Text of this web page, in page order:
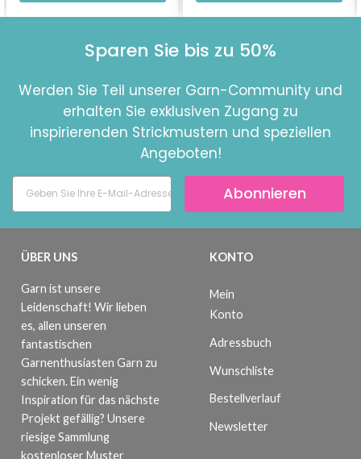
Sparen Sie bis zu 50%
Werden Sie Teil unserer Garn-Community und
erhalten Sie exklusiven Zugang zu
inspirierenden Strickmustern und speziellen
Angeboten!
Abonnieren
ÜBER UNS
Garn ist unsere
Leidenschaft! Wir lieben
es, allen unseren
fantastischen
Garnenthusiasten Garn zu
schicken. Ein wenig
Inspiration für das nächste
Projekt gefällig? Unsere
riesige Sammlung
kostenloser Muster
KONTO
Mein
Konto
Adressbuch
Wunschliste
Bestellverlauf
Newsletter